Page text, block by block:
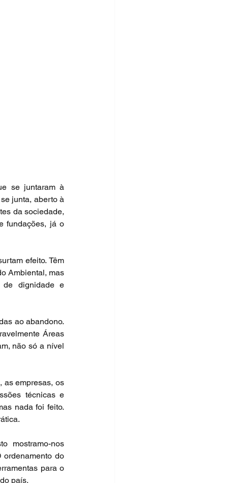
se juntaram à
junta, aberto à
da sociedade,
fundações, já o
efeito. Têm
Ambiental, mas
dignidade e
ao abandono.
Áreas
não só a nível
as empresas, os
técnicas e
nada foi feito.
mostramo-nos
ordenamento do
para o
país.